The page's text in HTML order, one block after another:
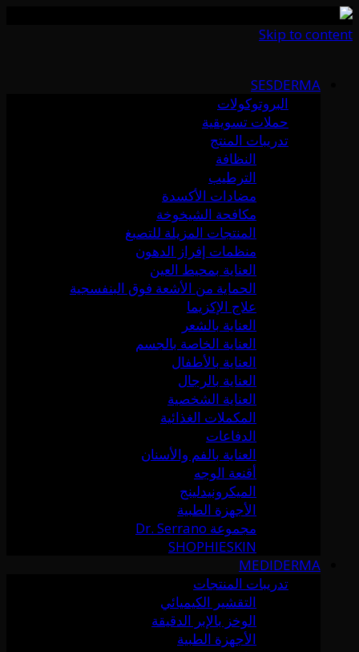
Skip to content
SESDERMA
البروتوكولات
حملات تسويقية
تدريبات المنتج
النظافة
الترطيب
مضادات الأكسدة
مكافحة الشيخوخة
المنتجات المزيلة للتصبغ
منظمات إفراز الدهون
العناية بمحيط العين
الحماية من الأشعة فوق البنفسجية
علاج الإكزيما
العناية بالشعر
العناية الخاصة بالجسم
العناية بالأطفال
العناية بالرجال
العناية الشخصية
المكملات الغذائية
الدفاعات
العناية بالفم والأسنان
أقنعة الوجه
الميكرونيدلينج
الأجهزة الطبية
مجموعة Dr. Serrano
SHOPHIESKIN
MEDIDERMA
تدريبات المنتجات
التقشير الكيميائي
الوخز بالإبر الدقيقة
الأجهزة الطبية